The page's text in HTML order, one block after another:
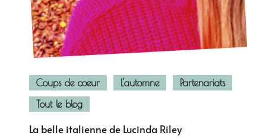
Coups de coeur L'automne
Partenariats
Tout le blog
La belle italienne de Lucinda Riley